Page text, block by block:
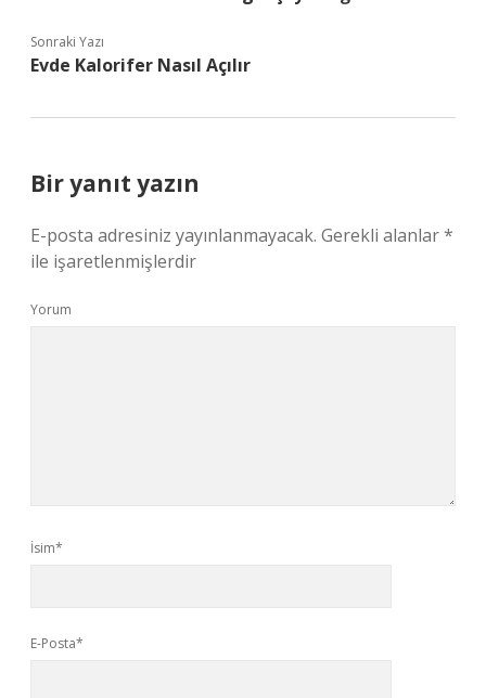
Sonraki Yazı
Evde Kalorifer Nasıl Açılır
Bir yanıt yazın
E-posta adresiniz yayınlanmayacak. Gerekli alanlar*
ile işaretlenmişlerdir
Yorum
İsim*
E-Posta*